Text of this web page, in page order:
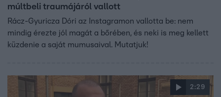
múltbeli traumájáról vallott
Rácz-Gyuricza Dóri az Instagramon vallotta be: nem
mindig érezte jól magát a bőrében, és neki is meg kellett
küzdenie a saját mumusaival. Mutatjuk!
2:29